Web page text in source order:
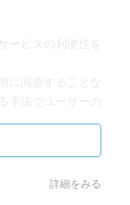
ービスの利便性を
に同意することな
手法でユーザーの
信広告、
詳細をみる